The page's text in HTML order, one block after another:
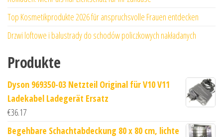
Top Kosmetikprodukte 2026 für anspruchsvolle Frauen entdecken
Drzwi loftowe i balustrady do schodów policzkowych nakładanych
Produkte
Dyson 969350-03 Netzteil Original für V10 V11
Ladekabel Ladegerät Ersatz
€36.17
Begehbare Schachtabdeckung 80 x 80 cm, lichte